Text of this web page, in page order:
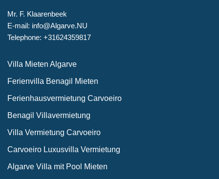
Mr. F. Klaarenbeek
E-mail: info@Algarve.NU
Telephone: +31624359817
Villa Mieten Algarve
Ferienvilla Benagil Mieten
Ferienhausvermietung Carvoeiro
Benagil Villavermietung
Villa Vermietung Carvoeiro
Carvoeiro Luxusvilla Vermietung
Algarve Villa mit Pool Mieten